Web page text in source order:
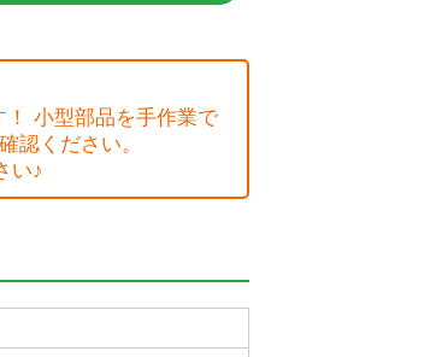
小型部品を手作業で
ください。
い♪